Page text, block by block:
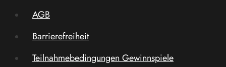
AGB
Barrierefreiheit
Teilnahmebedingungen Gewinnspiele